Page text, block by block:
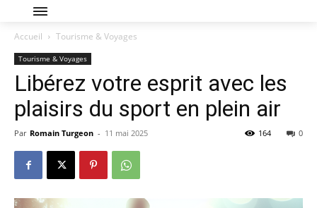
Accueil Tourisme & Voyages
Tourisme & Voyages
Libérez votre esprit avec les
plaisirs du sport en plein air
Par Romain Turgeon - 11 mai 2025 0
164